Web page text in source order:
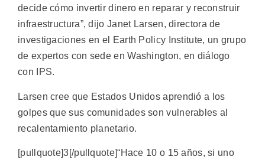
decide cómo invertir dinero en reparar y reconstruir
infraestructura”, dijo Janet Larsen, directora de
investigaciones en el Earth Policy Institute, un grupo
de expertos con sede en Washington, en diálogo
con IPS.
Larsen cree que Estados Unidos aprendió a los
golpes que sus comunidades son vulnerables al
recalentamiento planetario.
[pullquote]3[/pullquote]“Hace 10 o 15 años, si uno